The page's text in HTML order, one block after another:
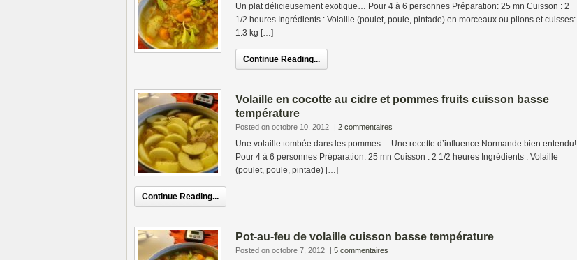
Un plat délicieusement exotique… Pour 4 à 6 personnes Préparation: 25 mn Cuisson : 2
1/2 heures Ingrédients : Volaille (poulet, poule, pintade) en morceaux ou pilons et cuisses:
1.3 kg […]
Continue Reading...
Volaille en cocotte au cidre et pommes fruits cuisson basse
température
Posted on octobre 10, 2012 | 2 commentaires
Une volaille tombée dans les pommes… Une recette d’influence Normande bien entendu!
Pour 4 à 6 personnes Préparation: 25 mn Cuisson : 2 1/2 heures Ingrédients : Volaille
(poulet, poule, pintade) […]
Continue Reading...
Pot-au-feu de volaille cuisson basse température
Posted on octobre 7, 2012 | 5 commentaires